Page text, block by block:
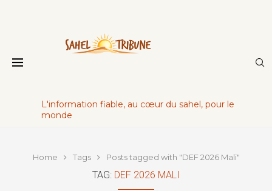
L'information fiable, au cœur du sahel, pour le
monde
Home Tags Posts tagged with "DEF 2026 Mali"
TAG: DEF 2026 MALI